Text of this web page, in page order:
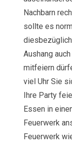
Nachbarn
sollte es
Aushang
mitfeiern
viel Uhr Sie
Ihre Party
Essen in
Feuerwerk
Feuerwerk